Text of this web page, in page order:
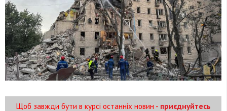
Щоб завжди бути в курсі останніх новин - приєднуйтесь